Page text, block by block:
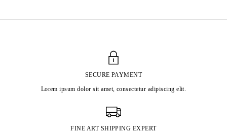
SECURE PAYMENT
Lorem ipsum dolor sit amet, consectetur adipiscing elit.
FINE ART SHIPPING EXPERT